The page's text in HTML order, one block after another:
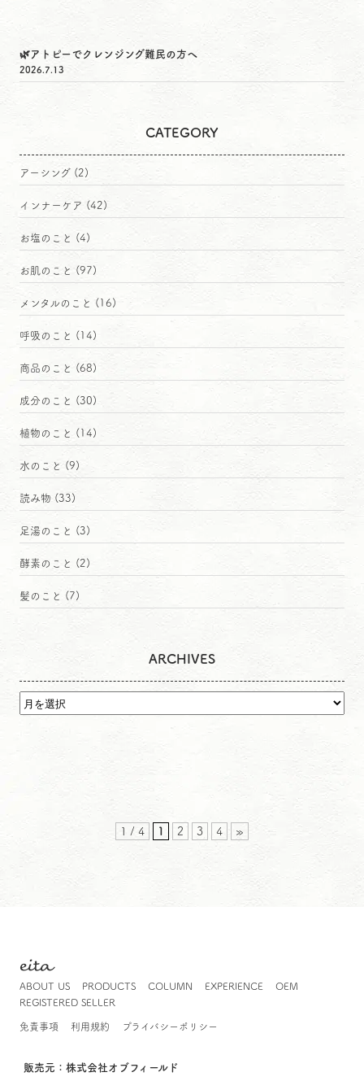
🌿アトピーでクレンジング難民の方へ
2026.7.13
CATEGORY
アーシング (2)
インナーケア (42)
お塩のこと (4)
お肌のこと (97)
メンタルのこと (16)
呼吸のこと (14)
商品のこと (68)
成分のこと (30)
植物のこと (14)
水のこと (9)
読み物 (33)
足湯のこと (3)
酵素のこと (2)
髪のこと (7)
ARCHIVES
1 / 4 1 2 3 4 »
eita
ABOUT US PRODUCTS COLUMN EXPERIENCE
OEM
REGISTERED SELLER
免責事項 利用規約 プライバシーポリシー
販売元：株式会社オブフィールド